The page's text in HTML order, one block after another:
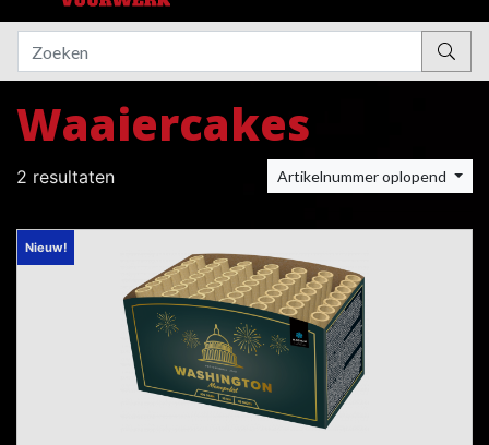
Waaiercakes
2 resultaten Artikelnummer oplopend
Nieuw!